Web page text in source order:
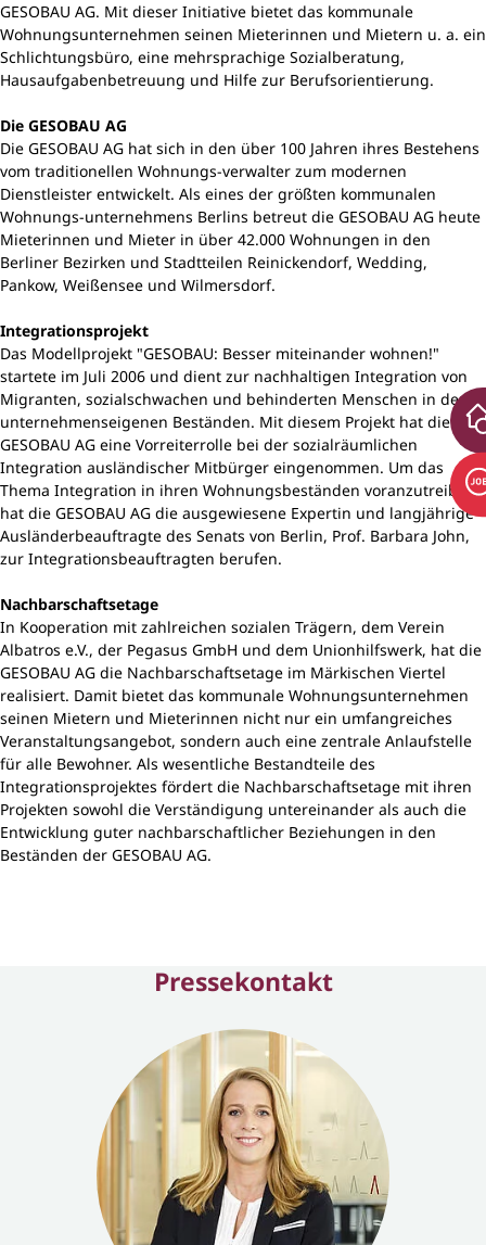
GESOBAU AG. Mit dieser Initiative bietet das kommunale
Wohnungsunternehmen seinen Mieterinnen und Mietern u. a. ein
Schlichtungsbüro, eine mehrsprachige Sozialberatung,
Hausaufgabenbetreuung und Hilfe zur Berufsorientierung.
Die GESOBAU AG
Die GESOBAU AG hat sich in den über 100 Jahren ihres Bestehens
vom traditionellen Wohnungs-verwalter zum modernen
Dienstleister entwickelt. Als eines der größten kommunalen
Wohnungs-unternehmens Berlins betreut die GESOBAU AG heute
Mieterinnen und Mieter in über 42.000 Wohnungen in den
Berliner Bezirken und Stadtteilen Reinickendorf, Wedding,
Pankow, Weißensee und Wilmersdorf.
Integrationsprojekt
Das Modellprojekt "GESOBAU: Besser miteinander wohnen!"
startete im Juli 2006 und dient zur nachhaltigen Integration von
Migranten, sozialschwachen und behinderten Menschen in den
unternehmenseigenen Beständen. Mit diesem Projekt hat die
GESOBAU AG eine Vorreiterrolle bei der sozialräumlichen
Integration ausländischer Mitbürger eingenommen. Um das
Thema Integration in ihren Wohnungsbeständen voranzutreiben,
hat die GESOBAU AG die ausgewiesene Expertin und langjährige
Ausländerbeauftragte des Senats von Berlin, Prof. Barbara John,
zur Integrationsbeauftragten berufen.
Nachbarschaftsetage
In Kooperation mit zahlreichen sozialen Trägern, dem Verein
Albatros e.V., der Pegasus GmbH und dem Unionhilfswerk, hat die
GESOBAU AG die Nachbarschaftsetage im Märkischen Viertel
realisiert. Damit bietet das kommunale Wohnungsunternehmen
seinen Mietern und Mieterinnen nicht nur ein umfangreiches
Veranstaltungsangebot, sondern auch eine zentrale Anlaufstelle
für alle Bewohner. Als wesentliche Bestandteile des
Integrationsprojektes fördert die Nachbarschaftsetage mit ihren
Projekten sowohl die Verständigung untereinander als auch die
Entwicklung guter nachbarschaftlicher Beziehungen in den
Beständen der GESOBAU AG.
Pressekontakt